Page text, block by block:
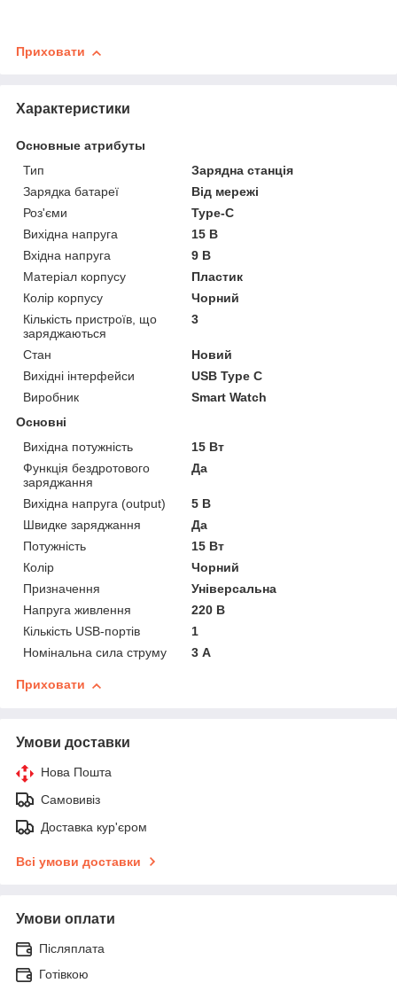
Приховати
Характеристики
Основные атрибуты
Тип
Зарядна станція
Зарядка батареї
Від мережі
Роз'єми
Type-C
Вихідна напруга
15 В
Вхідна напруга
9 В
Матеріал корпусу
Пластик
Колір корпусу
Чорний
Кількість пристроїв, що
заряджаються
3
Стан
Новий
Вихідні інтерфейси
USB Type C
Виробник
Smart Watch
Основні
Вихідна потужність
15 Вт
Функція бездротового
заряджання
Да
Вихідна напруга (output)
5 В
Швидке заряджання
Да
Потужність
15 Вт
Колір
Чорний
Призначення
Універсальна
Напруга живлення
220 В
Кількість USB-портів
1
Номінальна сила струму
3 А
Приховати
Умови доставки
Нова Пошта
Самовивіз
Доставка кур'єром
Всі умови доставки
Умови оплати
Післяплата
Готівкою